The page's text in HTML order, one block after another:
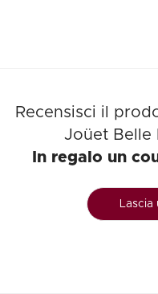
Recensisci il
Joüet Belle
In regalo un
Lascia